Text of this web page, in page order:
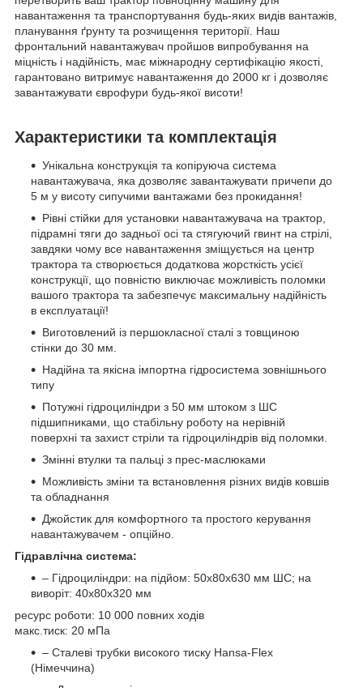
навантаження та транспортування будь-яких видів вантажів,
планування ґрунту та розчищення території. Наш
фронтальний навантажувач пройшов випробування на
міцність і надійність, має міжнародну сертифікацію якості,
гарантовано витримує навантаження до 2000 кг і дозволяє
завантажувати єврофури будь-якої висоти!
Характеристики та комплектація
Унікальна конструкція та копіруюча система
навантажувача, яка дозволяє завантажувати причепи до
5 м у висоту сипучими вантажами без прокидання!
Рівні стійки для установки навантажувача на трактор,
підрамні тяги до задньої осі та стягуючий гвинт на стрілі,
завдяки чому все навантаження зміщується на центр
трактора та створюється додаткова жорсткість усієї
конструкції, що повністю виключає можливість поломки
вашого трактора та забезпечує максимальну надійність
в експлуатації!
Виготовлений із першокласної сталі з товщиною
стінки до 30 мм.
Надійна та якісна імпортна гідросистема зовнішнього
типу
Потужні гідроциліндри з 50 мм штоком з ШС
підшипниками, що стабільну роботу на нерівній
поверхні та захист стріли та гідроциліндрів від поломки.
Змінні втулки та пальці з прес-маслюками
Можливість зміни та встановлення різних видів ковшів
та обладнання
Джойстик для комфортного та простого керування
навантажувачем - опційно.
Гідравлічна система:
– Гідроциліндри: на підйом: 50х80х630 мм ШС; на
виворіт: 40х80х320 мм
ресурс роботи: 10 000 повних ходів
макс.тиск: 20 мПа
– Сталеві трубки високого тиску Hansa-Flex
(Німеччина)